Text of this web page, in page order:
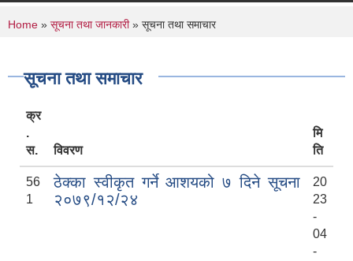
You are here
Home » सूचना तथा जानकारी» सूचना तथा समाचार
सूचना तथा समाचार
क्र
.
स.
विवरण
मि
ति
56
1
ठेक्का स्वीकृत गर्ने आशयको ७ दिने सूचना
२०७९/१२/२४
20
23
-
04
-